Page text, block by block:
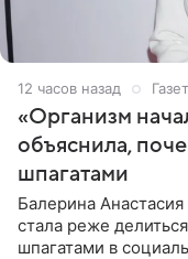
12 часов назад
«Организм
объяснила,
шпагатами
Балерина
стала реже
шпагатами в